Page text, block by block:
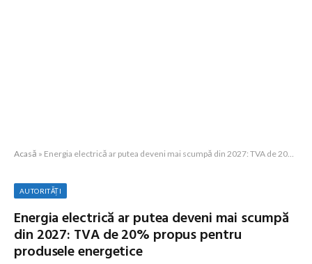
Acasă » Energia electrică ar putea deveni mai scumpă din 2027: TVA de 20% propus pentru produsele energetice
AUTORITĂȚI
Energia electrică ar putea deveni mai scumpă
din 2027: TVA de 20% propus pentru
produsele energetice